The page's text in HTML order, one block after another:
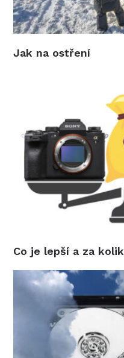
Jak na ostření
Co je lepší a za kolik